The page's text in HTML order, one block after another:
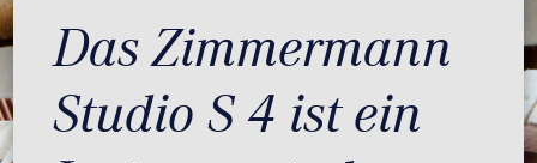
Das Zimmermann
Studio S 4 ist ein